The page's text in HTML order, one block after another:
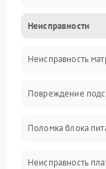
Неисправность
Прочие
Неисправность
Механические
Неисправности
Неисправность
Повреждение
Поломка блока
Неисправность